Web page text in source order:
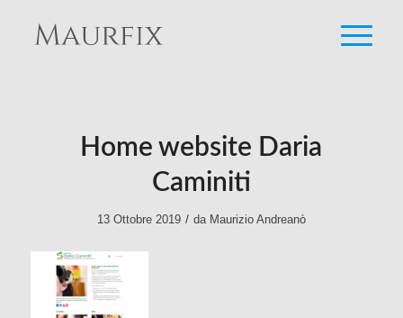
Home website Daria
Caminiti
13 Ottobre 2019 / da Maurizio Andreanò